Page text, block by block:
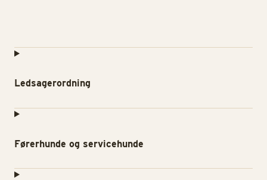
Ledsagerordning
Førerhunde og servicehunde